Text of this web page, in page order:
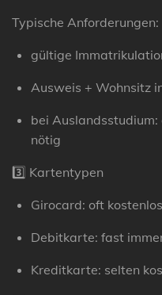
Typische Anforderungen:
gültige
Ausweis + Wohnsitz
bei
nötig
3️⃣ Kartentypen
Girocard: oft kostenlos
Debitkarte: fast
Kreditkarte: selten